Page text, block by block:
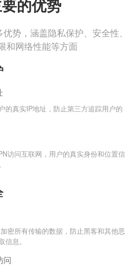
的优势
势，涵盖隐私保护、安全性、
和网络性能等方面
的真实IP地址，防止第三方追踪用户的
访问互联网，用户的真实身份和位置信
密所有传输的数据，防止黑客和其他恶
信息。
问